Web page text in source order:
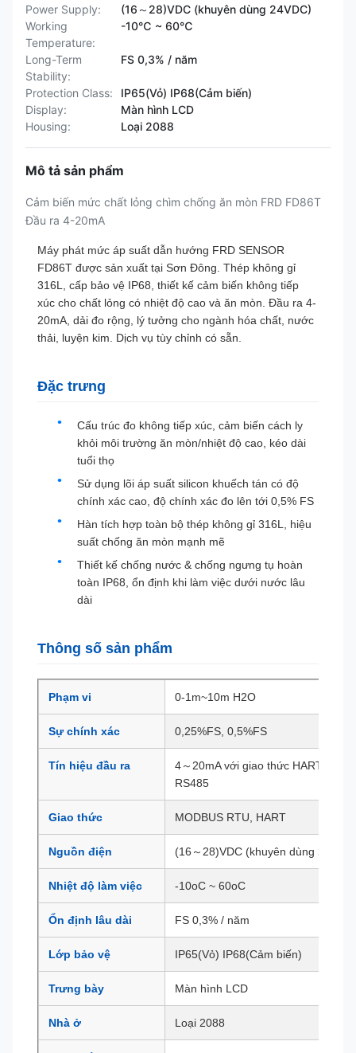
Power Supply:
(16～28)VDC (khuyên dùng 24VDC)
Working
Temperature:
-10℃ ~ 60℃
Long-Term
Stability:
FS 0,3% / năm
Protection Class:
IP65(Vỏ) IP68(Cảm biến)
Display:
Màn hình LCD
Housing:
Loại 2088
Mô tả sản phẩm
Cảm biến mức chất lỏng chìm chống ăn mòn FRD FD86T
Đầu ra 4-20mA
Máy phát mức áp suất dẫn hướng FRD SENSOR
FD86T được sản xuất tại Sơn Đông. Thép không gỉ
316L, cấp bảo vệ IP68, thiết kế cảm biến không tiếp
xúc cho chất lỏng có nhiệt độ cao và ăn mòn. Đầu ra 4-
20mA, dải đo rộng, lý tưởng cho ngành hóa chất, nước
thải, luyện kim. Dịch vụ tùy chỉnh có sẵn.
Đặc trưng
Cấu trúc đo không tiếp xúc, cảm biến cách ly
khỏi môi trường ăn mòn/nhiệt độ cao, kéo dài
tuổi thọ
Sử dụng lõi áp suất silicon khuếch tán có độ
chính xác cao, độ chính xác đo lên tới 0,5% FS
Hàn tích hợp toàn bộ thép không gỉ 316L, hiệu
suất chống ăn mòn mạnh mẽ
Thiết kế chống nước & chống ngưng tụ hoàn
toàn IP68, ổn định khi làm việc dưới nước lâu
dài
Thông số sản phẩm
Phạm vi 0-1m~10m H2O
Sự chính xác 0,25%FS, 0,5%FS
Tín hiệu đầu ra
4～20mA với giao thức HART, 1V ~
RS485
Giao thức MODBUS RTU, HART
Nguồn điện (16～28)VDC (khuyên dùng
Nhiệt độ làm việc -10oC ~ 60oC
Ổn định lâu dài FS 0,3% / năm
Lớp bảo vệ IP65(Vỏ) IP68(Cảm biến)
Trưng bày Màn hình LCD
Nhà ở Loại 2088